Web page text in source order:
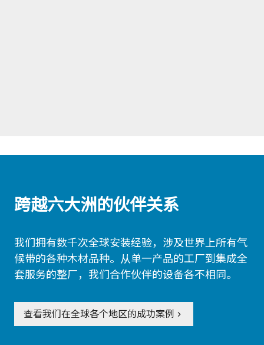
跨越六大洲的伙伴关系
我们拥有数千次全球安装经验，涉及世界上所有气
候带的各种木材品种。从单一产品的工厂到集成全
套服务的整厂，我们合作伙伴的设备各不相同。
查看我们在全球各个地区的成功案例